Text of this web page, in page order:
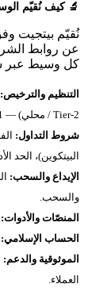
🔬 كيف نُقيّم
نُقيّم بيتجيت
عن روابط
كل وسيط عبر
التنظيم والترخيص:
Tier‑2 / محلي) — 1 ترخيص موثّق أدناه.
شروط التداول:
البيتكوين)، الحد
الإيداع والسحب:
والسحب.
المنصّات والأدوات:
الحساب الإسلامي:
الموثوقية والدعم:
العملاء.